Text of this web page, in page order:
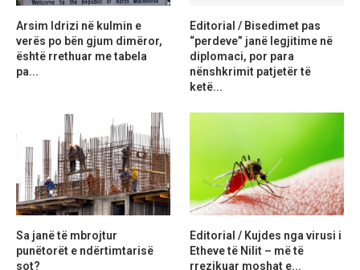
Arsim Idrizi në kulmin e
verës po bën gjum dimëror,
është rrethuar me tabela
pa...
Editorial / Bisedimet pas
“perdeve” janë legjitime në
diplomaci, por para
nënshkrimit patjetër të
ketë...
Sa janë të mbrojtur
punëtorët e ndërtimtarisë
sot?
Editorial / Kujdes nga virusi i
Etheve të Nilit – më të
rrezikuar moshat e...